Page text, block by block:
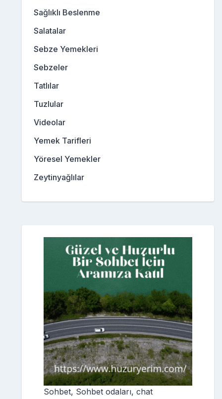
Sağlıklı Beslenme
Salatalar
Sebze Yemekleri
Sebzeler
Tatlılar
Tuzlular
Videolar
Yemek Tarifleri
Yöresel Yemekler
Zeytinyağlılar
Sohbet, Sohbet odaları, chat